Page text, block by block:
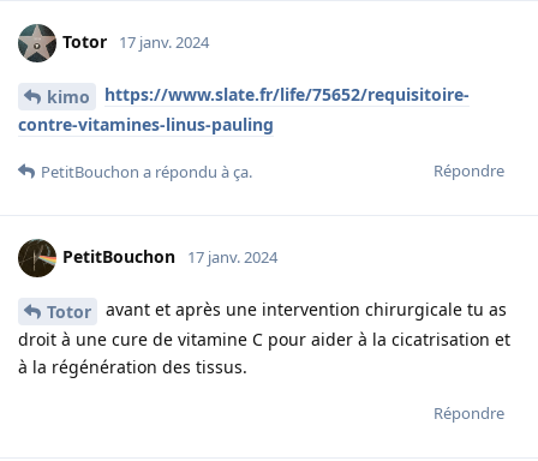
Totor 17 janv. 2024
kimo
https://www.slate.fr/life/75652/requisitoire-
contre-vitamines-linus-pauling
Répondre
PetitBouchon a répondu à ça.
PetitBouchon 17 janv. 2024
Totor
avant et après une intervention chirurgicale tu as
droit à une cure de vitamine C pour aider à la cicatrisation et
à la régénération des tissus.
Répondre